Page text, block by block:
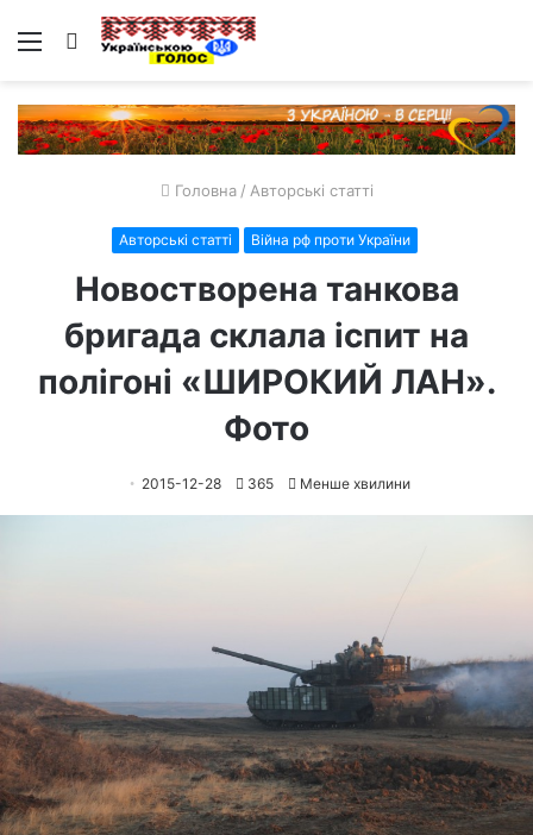
Меню Пошук
Головна / Авторські статті
Авторські статті Війна рф проти України
Новостворена танкова
бригада склала іспит на
полігоні «ШИРОКИЙ ЛАН».
Фото
2015-12-28 365 Менше хвилини